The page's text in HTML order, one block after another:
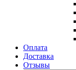
Оплата
Доставка
Отзывы